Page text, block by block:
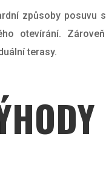
způsoby posuvu
otevírání.
terasy.